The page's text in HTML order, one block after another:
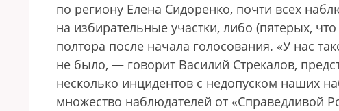
по региону Елена Сидоренко, почти всех
на избирательные участки, либо (пятерых,
полтора после начала голосования. «У нас
не было, — говорит Василий Стрекалов,
несколько инцидентов с недопуском наших
множество наблюдателей от «Справедливой